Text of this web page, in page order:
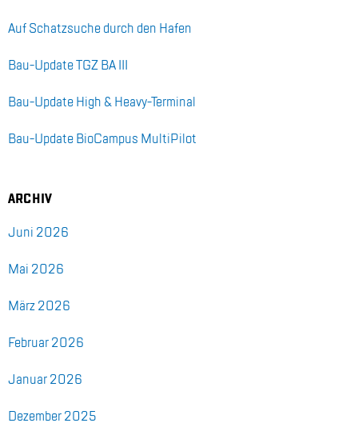
Auf Schatz­su­che durch den Ha­fen
Bau-Up­date TGZ BA III
Bau-Up­date High & Hea­vy-Ter­mi­nal
Bau-Up­date Bio­Cam­pus Mul­ti­Pi­lot
AR­CHIV
Juni 2026
Mai 2026
März 2026
Fe­bru­ar 2026
Ja­nu­ar 2026
De­zem­ber 2025